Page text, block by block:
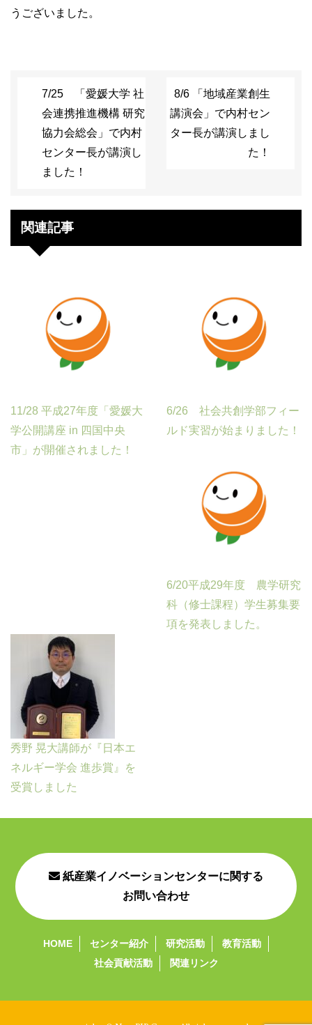
うございました。
7/25 「愛媛大学 社
会連携推進機構 研究
協力会総会」で内村
センター長が講演し
ました！
8/6 「地域産業創生
講演会」で内村セン
ター長が講演しまし
た！
関連記事
11/28 平成27年度「愛媛大
学公開講座 in 四国中央
市」が開催されました！
6/26 社会共創学部フィー
ルド実習が始まりました！
6/20平成29年度 農学研究
科（修士課程）学生募集要
項を発表しました。
秀野 晃大講師が『日本エ
ネルギー学会 進歩賞』を
受賞しました
紙産業イノベーションセンターに関する
お問い合わせ
HOME センター紹介 研究活動
教育活動
社会貢献活動
関連リンク